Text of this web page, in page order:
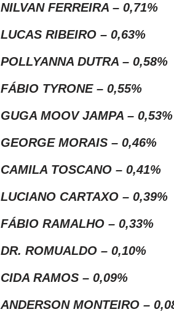
NILVAN FERREIRA – 0,71%
LUCAS RIBEIRO – 0,63%
POLLYANNA DUTRA – 0,58%
FÁBIO TYRONE – 0,55%
GUGA MOOV JAMPA – 0,53%
GEORGE MORAIS – 0,46%
CAMILA TOSCANO – 0,41%
LUCIANO CARTAXO – 0,39%
FÁBIO RAMALHO – 0,33%
DR. ROMUALDO – 0,10%
CIDA RAMOS – 0,09%
ANDERSON MONTEIRO –